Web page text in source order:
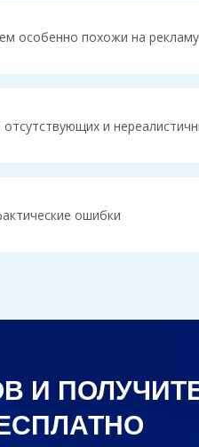
особенно похожи на рекламу
и
ошибки
И